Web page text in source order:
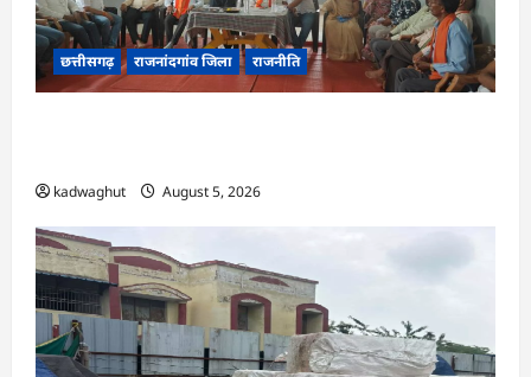
छत्तीसगढ़ राजनांदगांव जिला राजनीति
kadwaghut August 5, 2026